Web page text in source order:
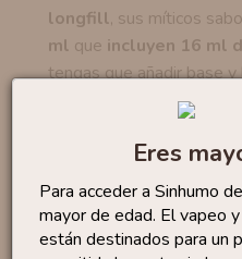
Eres
Para acceder a Sinhumo
mayor de edad. El vapeo
están destinados para un
longfill, sus míticos
ml que incluyen 16 ml
tengas que añadir base
una explosión frutal
frescura suave de la
frutal perfectamente
Estos aromas se
botes de 60 mlque